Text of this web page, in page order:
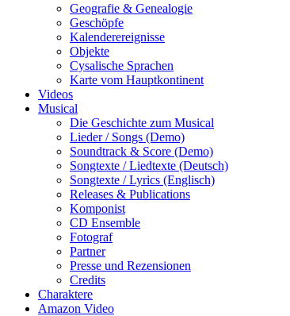
Geografie & Genealogie
Geschöpfe
Kalenderereignisse
Objekte
Cysalische Sprachen
Karte vom Hauptkontinent
Videos
Musical
Die Geschichte zum Musical
Lieder / Songs (Demo)
Soundtrack & Score (Demo)
Songtexte / Liedtexte (Deutsch)
Songtexte / Lyrics (Englisch)
Releases & Publications
Komponist
CD Ensemble
Fotograf
Partner
Presse und Rezensionen
Credits
Charaktere
Amazon Video